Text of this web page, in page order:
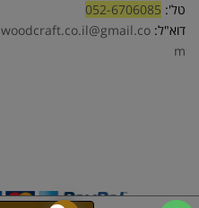
טל': 052-6706085
דוא"ל: woodcraft.co.il@gmail.co
m